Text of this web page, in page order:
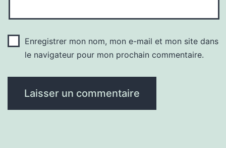
Enregistrer mon nom, mon e-mail et mon site dans
le navigateur pour mon prochain commentaire.